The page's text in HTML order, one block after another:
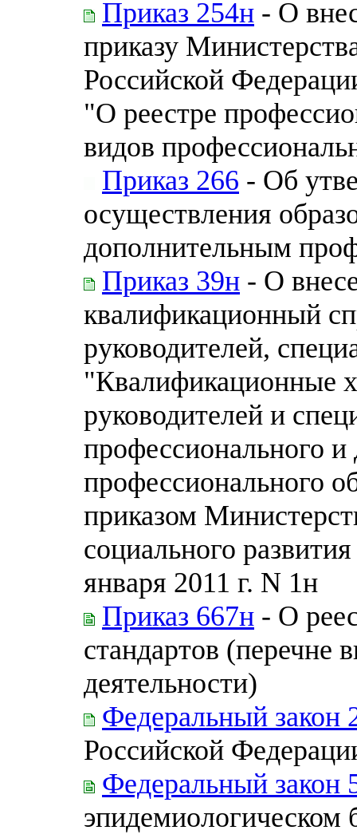
Приказ 254н - О
приказу
Российской
"О реестре
видов
Приказ 266 - Об
осуществления
дополнительным
Приказ 39н - О
квалификационный
руководителей,
"Квалификационные
руководителей и
профессионального и
профессионального
приказом
социального
января 2011 г. N 1н
Приказ 667н - О
стандартов (перечне
деятельности)
Федеральный закон
Российской
Федеральный закон
эпидемиологическом